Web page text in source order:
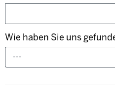
Wie haben Sie uns
---